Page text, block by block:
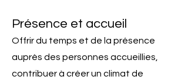
Présence et accueil
Offrir du temps et de la présence
auprès des personnes accueillies,
contribuer à créer un climat de